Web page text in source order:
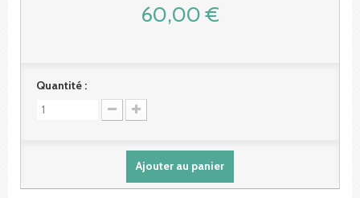
60,00 €
Quantité :
Ajouter au panier